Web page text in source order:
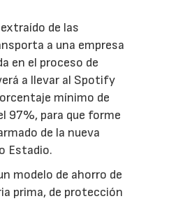
de las
a una empresa
en el proceso de
a llevar al Spotify
mínimo de
97%, para que forme
de la nueva
Estadio.
modelo de ahorro de
prima, de protección